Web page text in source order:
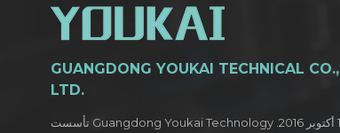
GUANGDONG YOUKAI TECHNICAL CO.,
LTD.
تأسست Guangdong Youkai Technology في 14 أكتوبر 2016.